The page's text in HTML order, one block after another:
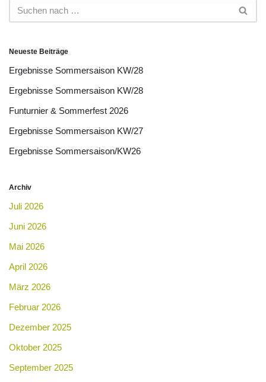
Neueste Beiträge
Ergebnisse Sommersaison KW/28
Ergebnisse Sommersaison KW/28
Funturnier & Sommerfest 2026
Ergebnisse Sommersaison KW/27
Ergebnisse Sommersaison/KW26
Archiv
Juli 2026
Juni 2026
Mai 2026
April 2026
März 2026
Februar 2026
Dezember 2025
Oktober 2025
September 2025